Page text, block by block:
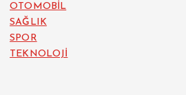
OTOMOBİL
SAĞLIK
SPOR
TEKNOLOJİ